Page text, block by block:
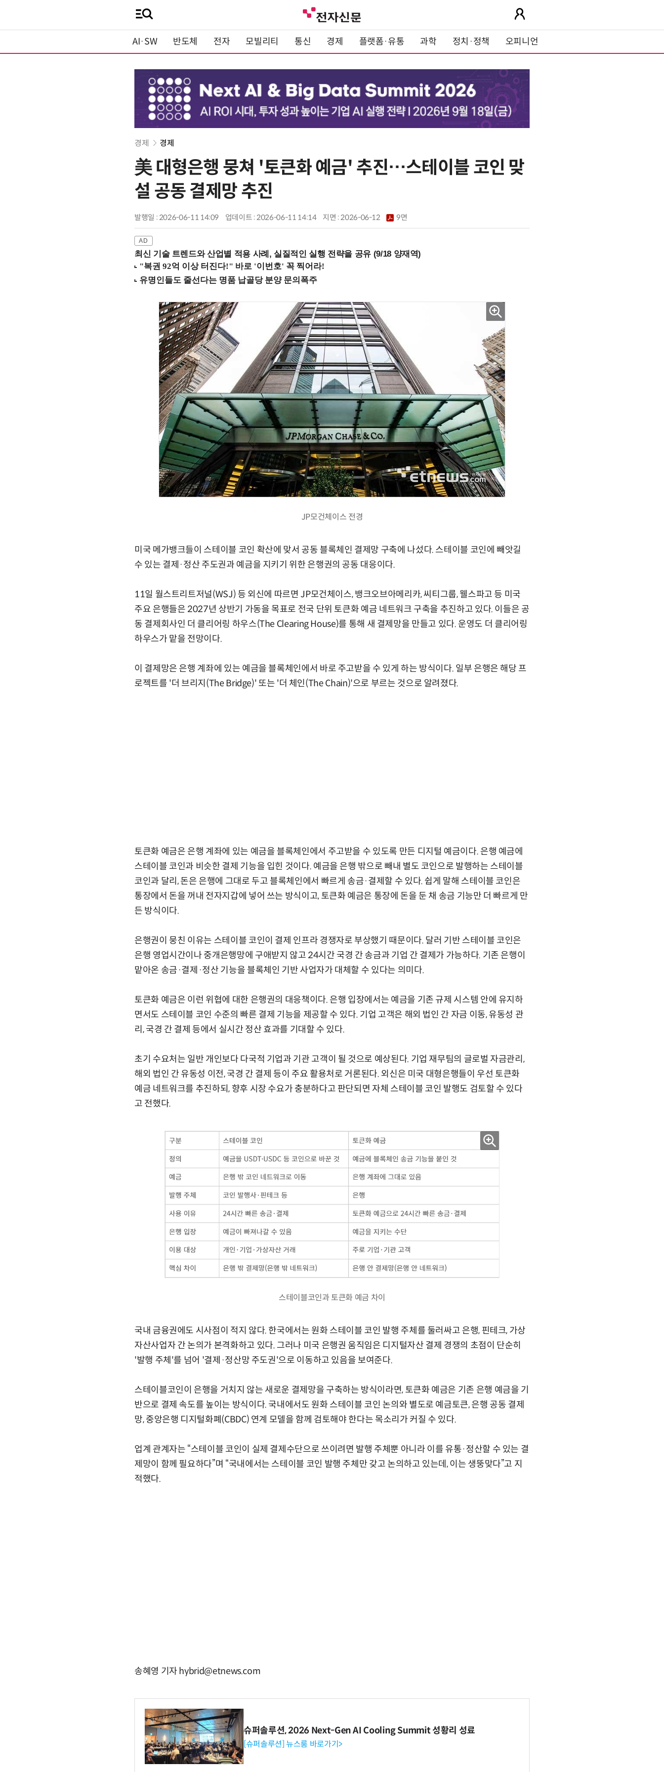
AI·SW 반도체 전자 모빌리티 통신 경제 플랫폼·유통 과학 정치·정책 오피니언
경제 경제
美 대형은행 뭉쳐 '토큰화 예금' 추진…스테이블 코인 맞
설 공동 결제망 추진
발행일 : 2026-06-11 14:09 업데이트 : 2026-06-11 14:14 지면 :2026-06-12 9면
최신 기술 트렌드와 산업별 적용 사례, 실질적인 실행 전략을 공유 (9/18 양재역)
JP모건체이스 전경
미국 메가뱅크들이 스테이블 코인 확산에 맞서 공동 블록체인 결제망 구축에 나섰다. 스테이블 코인에 빼앗길
수 있는 결제·정산 주도권과 예금을 지키기 위한 은행권의 공동 대응이다.
11일 월스트리트저널(WSJ) 등 외신에 따르면 JP모건체이스, 뱅크오브아메리카, 씨티그룹, 웰스파고 등 미국
주요 은행들은 2027년 상반기 가동을 목표로 전국 단위 토큰화 예금 네트워크 구축을 추진하고 있다. 이들은 공
동 결제회사인 더 클리어링 하우스(The Clearing House)를 통해 새 결제망을 만들고 있다. 운영도 더 클리어링
하우스가 맡을 전망이다.
이 결제망은 은행 계좌에 있는 예금을 블록체인에서 바로 주고받을 수 있게 하는 방식이다. 일부 은행은 해당 프
로젝트를 '더 브리지(The Bridge)' 또는 '더 체인(The Chain)'으로 부르는 것으로 알려졌다.
토큰화 예금은 은행 계좌에 있는 예금을 블록체인에서 주고받을 수 있도록 만든 디지털 예금이다. 은행 예금에
스테이블 코인과 비슷한 결제 기능을 입힌 것이다. 예금을 은행 밖으로 빼내 별도 코인으로 발행하는 스테이블
코인과 달리, 돈은 은행에 그대로 두고 블록체인에서 빠르게 송금·결제할 수 있다. 쉽게 말해 스테이블 코인은
통장에서 돈을 꺼내 전자지갑에 넣어 쓰는 방식이고, 토큰화 예금은 통장에 돈을 둔 채 송금 기능만 더 빠르게 만
든 방식이다.
은행권이 뭉친 이유는 스테이블 코인이 결제 인프라 경쟁자로 부상했기 때문이다. 달러 기반 스테이블 코인은
은행 영업시간이나 중개은행망에 구애받지 않고 24시간 국경 간 송금과 기업 간 결제가 가능하다. 기존 은행이
맡아온 송금·결제·정산 기능을 블록체인 기반 사업자가 대체할 수 있다는 의미다.
토큰화 예금은 이런 위협에 대한 은행권의 대응책이다. 은행 입장에서는 예금을 기존 규제 시스템 안에 유지하
면서도 스테이블 코인 수준의 빠른 결제 기능을 제공할 수 있다. 기업 고객은 해외 법인 간 자금 이동, 유동성 관
리, 국경 간 결제 등에서 실시간 정산 효과를 기대할 수 있다.
초기 수요처는 일반 개인보다 다국적 기업과 기관 고객이 될 것으로 예상된다. 기업 재무팀의 글로벌 자금관리,
해외 법인 간 유동성 이전, 국경 간 결제 등이 주요 활용처로 거론된다. 외신은 미국 대형은행들이 우선 토큰화
예금 네트워크를 추진하되, 향후 시장 수요가 충분하다고 판단되면 자체 스테이블 코인 발행도 검토할 수 있다
고 전했다.
스테이블코인과 토큰화 예금 차이
국내 금융권에도 시사점이 적지 않다. 한국에서는 원화 스테이블 코인 발행 주체를 둘러싸고 은행, 핀테크, 가상
자산사업자 간 논의가 본격화하고 있다. 그러나 미국 은행권 움직임은 디지털자산 결제 경쟁의 초점이 단순히
'발행 주체'를 넘어 '결제·정산망 주도권'으로 이동하고 있음을 보여준다.
스테이블코인이 은행을 거치지 않는 새로운 결제망을 구축하는 방식이라면, 토큰화 예금은 기존 은행 예금을 기
반으로 결제 속도를 높이는 방식이다. 국내에서도 원화 스테이블 코인 논의와 별도로 예금토큰, 은행 공동 결제
망, 중앙은행 디지털화폐(CBDC) 연계 모델을 함께 검토해야 한다는 목소리가 커질 수 있다.
업계 관계자는 “스테이블 코인이 실제 결제수단으로 쓰이려면 발행 주체뿐 아니라 이를 유통·정산할 수 있는 결
제망이 함께 필요하다”며 “국내에서는 스테이블 코인 발행 주체만 갖고 논의하고 있는데, 이는 생뚱맞다”고 지
적했다.
송혜영 기자 hybrid@etnews.com
슈퍼솔루션, 2026 Next-Gen AI Cooling Summit 성황리 성료
[슈퍼솔루션] 뉴스룸 바로가기>